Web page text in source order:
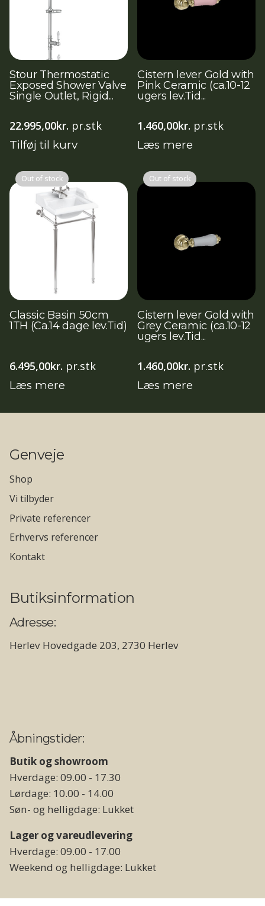
Stour Thermostatic
Exposed Shower Valve
Single Outlet, Rigid...
22.995,00kr. pr.stk
Tilføj til kurv
Cistern lever Gold with
Pink Ceramic (ca.10-12
ugers lev.Tid...
1.460,00kr. pr.stk
Læs mere
Out of stock
Classic Basin 50cm
1TH (Ca.14 dage lev.Tid)
6.495,00kr. pr.stk
Læs mere
Out of stock
Cistern lever Gold with
Grey Ceramic (ca.10-12
ugers lev.Tid...
1.460,00kr. pr.stk
Læs mere
Genveje
Shop
Vi tilbyder
Private referencer
Erhvervs referencer
Kontakt
Butiksinformation
Adresse:
Herlev Hovedgade 203, 2730 Herlev
Åbningstider:
Butik og showroom
Hverdage: 09.00 - 17.30
Lørdage: 10.00 - 14.00
Søn- og helligdage: Lukket
Lager og vareudlevering
Hverdage: 09.00 - 17.00
Weekend og helligdage: Lukket